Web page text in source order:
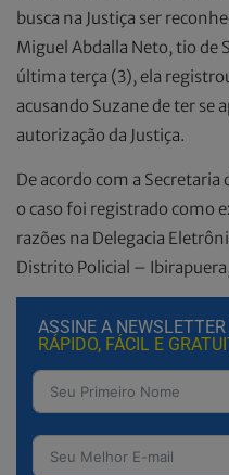
busca na Justiça ser
Miguel Abdalla Neto, tio de
última terça (3), ela
acusando Suzane de ter se
autorização da Justiça.
De acordo com a Secretaria
o caso foi registrado como
razões na Delegacia
Distrito Policial –
ASSINE A NEWSLETTER
RÁPIDO, FÁCIL E